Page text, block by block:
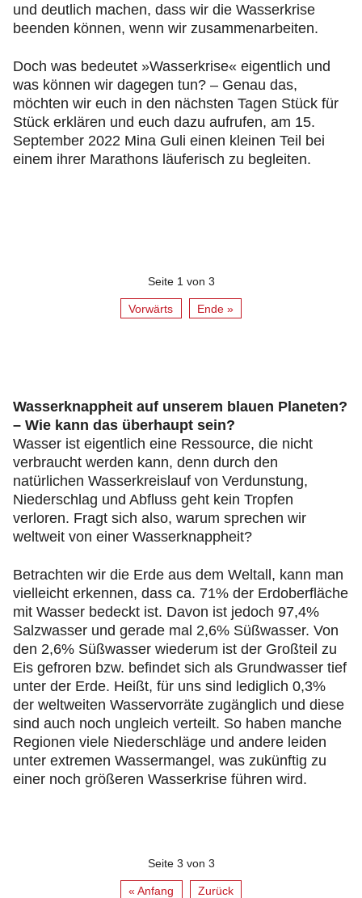
und deutlich machen, dass wir die Wasserkrise
beenden können, wenn wir zusammenarbeiten.
Doch was bedeutet »Wasserkrise« eigentlich und
was können wir dagegen tun? – Genau das,
möchten wir euch in den nächsten Tagen Stück für
Stück erklären und euch dazu aufrufen, am 15.
September 2022 Mina Guli einen kleinen Teil bei
einem ihrer Marathons läuferisch zu begleiten.
Seite 1 von 3
Vorwärts Ende »
Wasserknappheit auf unserem blauen Planeten?
– Wie kann das überhaupt sein?
Wasser ist eigentlich eine Ressource, die nicht
verbraucht werden kann, denn durch den
natürlichen Wasserkreislauf von Verdunstung,
Niederschlag und Abfluss geht kein Tropfen
verloren. Fragt sich also, warum sprechen wir
weltweit von einer Wasserknappheit?
Betrachten wir die Erde aus dem Weltall, kann man
vielleicht erkennen, dass ca. 71% der Erdoberfläche
mit Wasser bedeckt ist. Davon ist jedoch 97,4%
Salzwasser und gerade mal 2,6% Süßwasser. Von
den 2,6% Süßwasser wiederum ist der Großteil zu
Eis gefroren bzw. befindet sich als Grundwasser tief
unter der Erde. Heißt, für uns sind lediglich 0,3%
der weltweiten Wasservorräte zugänglich und diese
sind auch noch ungleich verteilt. So haben manche
Regionen viele Niederschläge und andere leiden
unter extremen Wassermangel, was zukünftig zu
einer noch größeren Wasserkrise führen wird.
Seite 3 von 3
« Anfang Zurück